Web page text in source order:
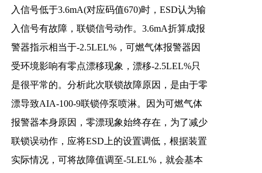
入信号低于3.6mA(对应码值670)时，ESD认为输
入信号有故障，联锁信号动作。3.6mA折算成报
警器指示相当于-2.5LEL%，可燃气体报警器因
受环境影响有零点漂移现象，漂移-2.5LEL%只
是很平常的。分析此次联锁故障原因，是由于零
漂导致AIA-100-9联锁停泵喷淋。因为可燃气体
报警器本身原因，零漂现象始终存在，为了减少
联锁误动作，应将ESD上的设置调低，根据装置
实际情况，可将故障值调至-5LEL%，就会基本